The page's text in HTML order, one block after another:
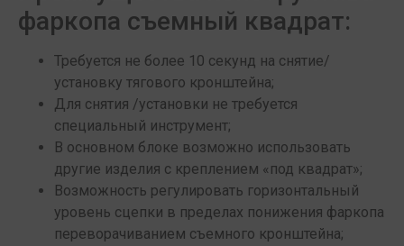
фаркопа съемный квадрат:
Требуется не более 10 секунд на снятие/
установку тягового кронштейна;
Для снятия /установки не требуется
специальный инструмент;
В основном блоке возможно использовать
другие изделия с креплением «под квадрат»;
Возможность регулировать горизонтальный
уровень сцепки в пределах понижения фаркопа
переворачиванием съемного кронштейна;